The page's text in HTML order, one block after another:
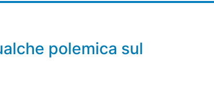
polemica sul